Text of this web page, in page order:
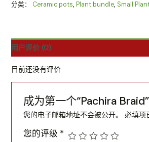
分类： Ceramic pots, Plant bundle, Small
用户评价 (0)
目前还没有评价
成为第一个“Pachira
您的电子邮箱地址不会被公开。 必填项
您的评级 *